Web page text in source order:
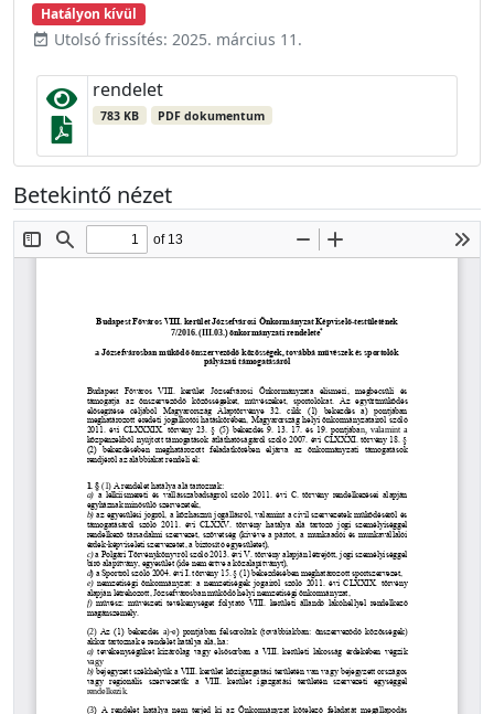
Hatályon kívül
event_available Utolsó frissítés: 2025. március 11.
rendelet
783 KB PDF dokumentum
Betekintő nézet